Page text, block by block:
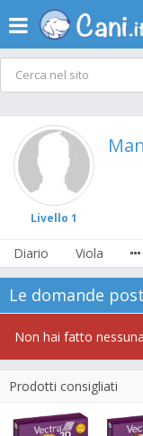
Livello 1
Diario Viola
Le domande
Non hai fatto
Prodotti consigliati